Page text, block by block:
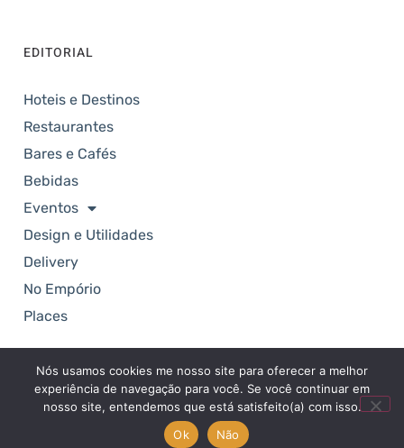
EDITORIAL
Hoteis e Destinos
Restaurantes
Bares e Cafés
Bebidas
Eventos
Design e Utilidades
Delivery
No Empório
Places
Copyright © 2025. Revista Empório. Todos os
direitos reservados.
Nós usamos cookies me nosso site para oferecer a melhor
experiência de navegação para você. Se você continuar em
nosso site, entendemos que está satisfeito(a) com isso.
Ok
Não